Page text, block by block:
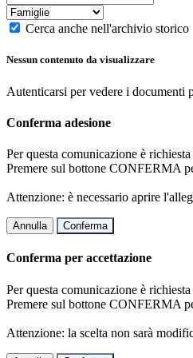
Cerca anche nell'archivio storico
Nessun contenuto da visualizzare
Autenticarsi per vedere i documenti
Conferma adesione
Per questa comunicazione è
Premere sul bottone CONFERMA
Attenzione: è necessario aprire
Annulla Conferma
Conferma per accettazione
Per questa comunicazione è
Premere sul bottone CONFERMA
Attenzione: la scelta non sarà